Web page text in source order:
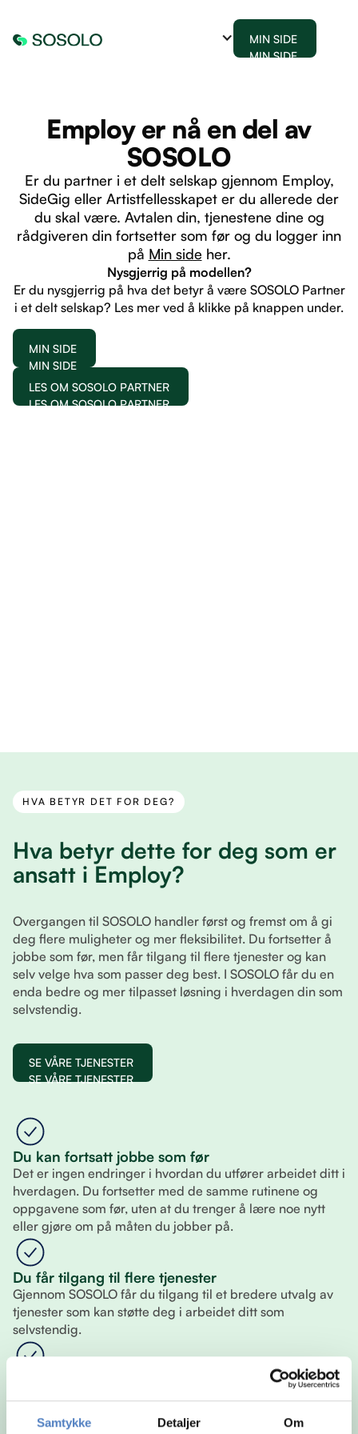
Samtykke Detaljer Om
MIN SIDE
MIN SIDE
Employ er nå en del av
SOSOLO
Er du partner i et delt selskap gjennom Employ,
SideGig eller Artistfellesskapet er du allerede der
du skal være. Avtalen din, tjenestene dine og
rådgiveren din fortsetter som før og du logger inn
på Min side her.
Nysgjerrig på modellen?
Er du nysgjerrig på hva det betyr å være SOSOLO Partner
i et delt selskap? Les mer ved å klikke på knappen under.
MIN SIDE
MIN SIDE
LES OM SOSOLO PARTNER
LES OM SOSOLO PARTNER
HVA BETYR DET FOR DEG?
Hva betyr dette for deg som er
ansatt i Employ?
Overgangen til SOSOLO handler først og fremst om å gi
deg flere muligheter og mer fleksibilitet. Du fortsetter å
jobbe som før, men får tilgang til flere tjenester og kan
selv velge hva som passer deg best. I SOSOLO får du en
enda bedre og mer tilpasset løsning i hverdagen din som
selvstendig.
SE VÅRE TJENESTER
SE VÅRE TJENESTER
Du kan fortsatt jobbe som før
Det er ingen endringer i hvordan du utfører arbeidet ditt i
hverdagen. Du fortsetter med de samme rutinene og
oppgavene som før, uten at du trenger å lære noe nytt
eller gjøre om på måten du jobber på.
Du får tilgang til flere tjenester
Gjennom SOSOLO får du tilgang til et bredere utvalg av
tjenester som kan støtte deg i arbeidet ditt som
selvstendig.
Du står fritt til å sette sammen din egen løsning. Det betyr
at du kun bruker tjenestene som er relevante for deg, og